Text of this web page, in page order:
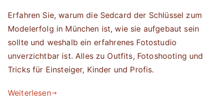
Erfahren Sie, warum die Sedcard der Schlüssel zum
Modelerfolg in München ist, wie sie aufgebaut sein
sollte und weshalb ein erfahrenes Fotostudio
unverzichtbar ist. Alles zu Outfits, Fotoshooting und
Tricks für Einsteiger, Kinder und Profis.
Weiterlesen